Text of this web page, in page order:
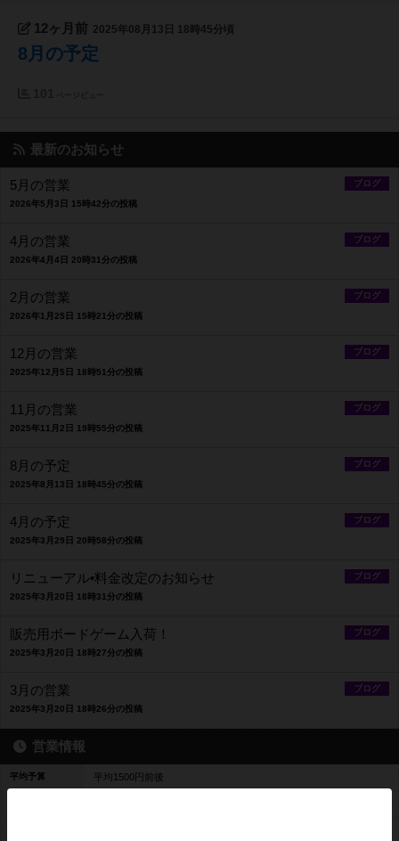
12ヶ月前 2025年08月13日 18時45分頃
8月の予定
最新のお知らせ
ブログ
5月の営業
2026年5月3日 15時42分の投稿
ブログ
4月の営業
2026年4月4日 20時31分の投稿
ブログ
2月の営業
2026年1月25日 15時21分の投稿
ブログ
12月の営業
2025年12月5日 18時51分の投稿
ブログ
11月の営業
2025年11月2日 19時55分の投稿
ブログ
8月の予定
2025年8月13日 18時45分の投稿
ブログ
4月の予定
2025年3月29日 20時58分の投稿
ブログ
リニューアル•料金改定のお知らせ
2025年3月20日 18時31分の投稿
ブログ
販売用ボードゲーム入荷！
2025年3月20日 18時27分の投稿
ブログ
3月の営業
2025年3月20日 18時26分の投稿
営業情報
平均予算 平均1500円前後